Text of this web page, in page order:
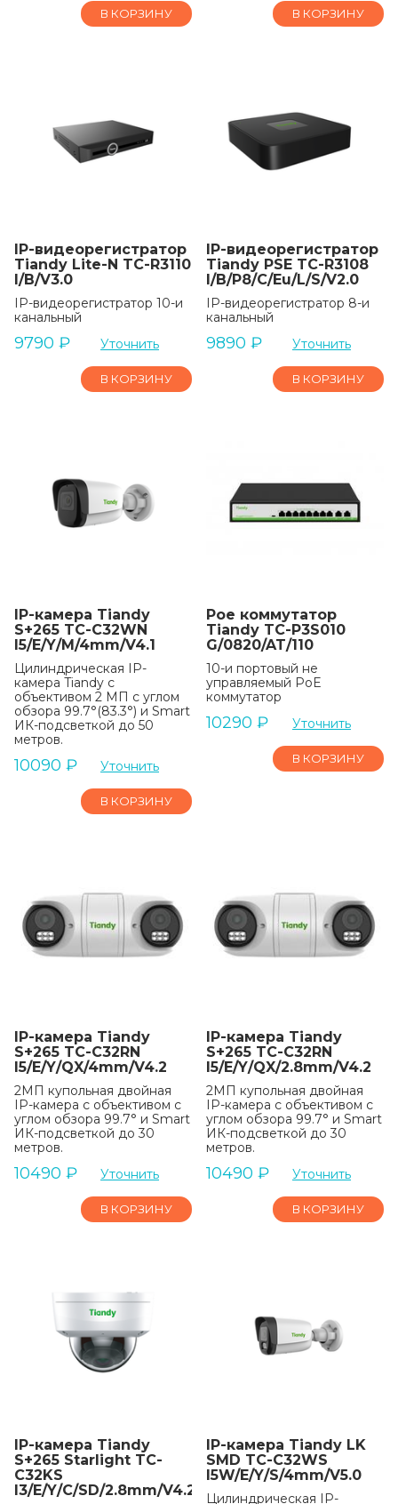
В КОРЗИНУ В КОРЗИНУ
IP-видеорегистратор
Tiandy Lite-N TC-R3110
I/B/V3.0
IP-видеорегистратор 10-и
канальный
9790 ₽ Уточнить
В КОРЗИНУ
IP-видеорегистратор
Tiandy PSE TC-R3108
I/B/P8/C/Eu/L/S/V2.0
IP-видеорегистратор 8-и
канальный
9890 ₽ Уточнить
В КОРЗИНУ
IP-камера Tiandy
S+265 TC-C32WN
I5/E/Y/M/4mm/V4.1
Цилиндрическая IP-
камера Tiandy с
объективом 2 МП с углом
обзора 99.7°(83.3°) и Smart
ИК-подсветкой до 50
метров.
10090 ₽ Уточнить
В КОРЗИНУ
Poe коммутатор
Tiandy TC-P3S010
G/0820/AT/110
10-и портовый не
управляемый РоЕ
коммутатор
10290 ₽ Уточнить
В КОРЗИНУ
IP-камера Tiandy
S+265 TC-C32RN
I5/E/Y/QX/4mm/V4.2
2МП купольная двойная
IP-камера с объективом с
углом обзора 99.7° и Smart
ИК-подсветкой до 30
метров.
10490 ₽ Уточнить
В КОРЗИНУ
IP-камера Tiandy
S+265 TC-C32RN
I5/E/Y/QX/2.8mm/V4.2
2МП купольная двойная
IP-камера с объективом с
углом обзора 99.7° и Smart
ИК-подсветкой до 30
метров.
10490 ₽ Уточнить
В КОРЗИНУ
IP-камера Tiandy
S+265 Starlight TC-
C32KS
I3/E/Y/C/SD/2.8mm/V4.2
IP-камера Tiandy LK
SMD TC-C32WS
I5W/E/Y/S/4mm/V5.0
Цилиндрическая IP-